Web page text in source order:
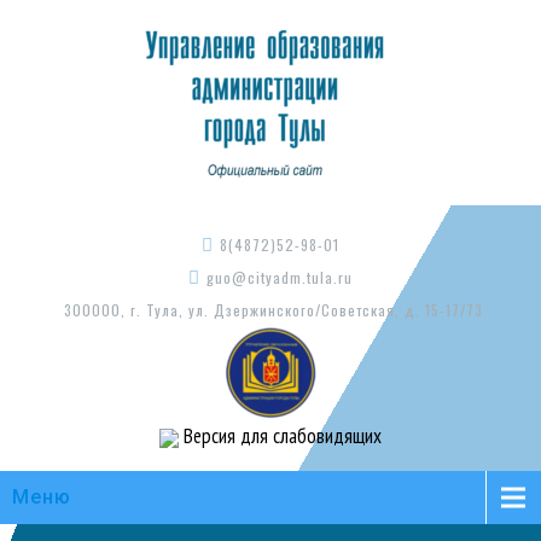
8(4872)52-98-01
guo@cityadm.tula.ru
300000, г. Тула, ул. Дзержинского/Советская, д. 15-17/73
Версия для слабовидящих
Меню